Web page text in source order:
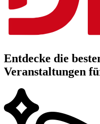
Entdecke die
Veranstaltungen